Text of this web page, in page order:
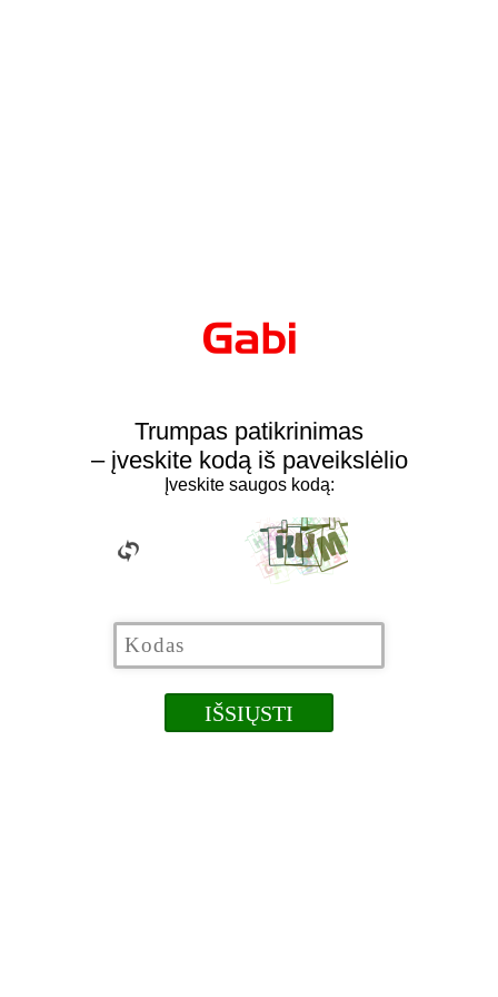
Trumpas patikrinimas
– įveskite kodą iš paveikslėlio
Įveskite saugos kodą: